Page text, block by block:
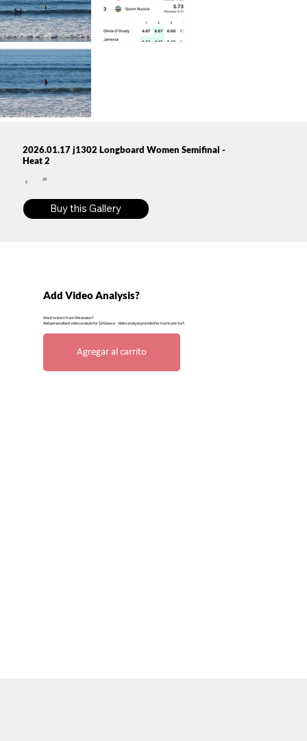
2026.01.17 j1302 Longboard Women Semifinal -
Heat 2
$
20
Buy this Gallery
Add Video Analysis?
Want to learn from this session?
Add personalized video analysis for $20/wave. Video analysis provided by Hurricane Surf.
Agregar al carrito